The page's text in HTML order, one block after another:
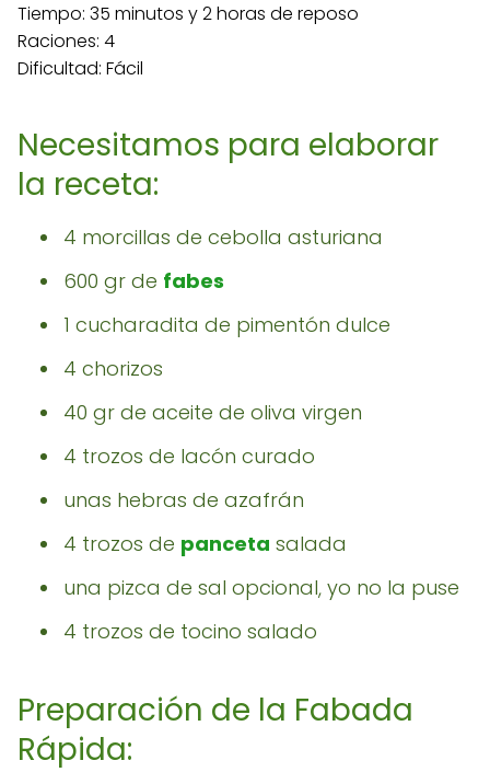
Tiempo: 35 minutos y 2 horas de reposo
Raciones: 4
Dificultad: Fácil
Necesitamos para elaborar
la receta:
4 morcillas de cebolla asturiana
600 gr de fabes
1 cucharadita de pimentón dulce
4 chorizos
40 gr de aceite de oliva virgen
4 trozos de lacón curado
unas hebras de azafrán
4 trozos de panceta salada
una pizca de sal opcional, yo no la puse
4 trozos de tocino salado
Preparación de la Fabada
Rápida: